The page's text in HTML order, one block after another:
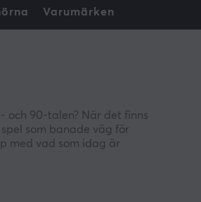
Varumärken
och 90-talen? När det finns
som banade väg för
med vad som idag är
svåra att få tag på, och